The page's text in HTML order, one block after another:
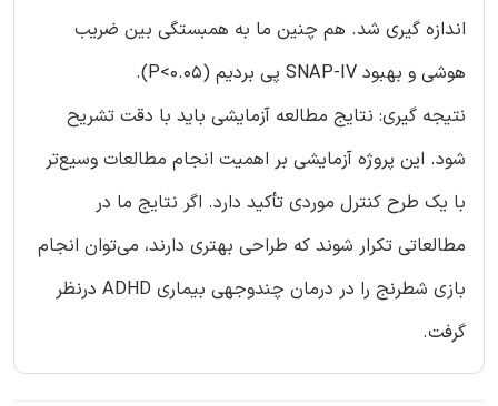
اندازه گیری شد. هم چنین ما به همبستگی بین ضریب
هوشی و بهبود SNAP-IV پی بردیم (P<0.05).
نتیجه گیری: نتایج مطالعه آزمایشی باید با دقت تشریح
شود. این پروژه آزمایشی بر اهمیت انجام مطالعات وسیع‌تر
با یک طرح کنترل موردی تأکید دارد. اگر نتایج ما در
مطالعاتی تکرار شوند که طراحی بهتری دارند، می‌توان انجام
بازی شطرنج را در درمان چندوجهی بیماری ADHD درنظر
گرفت.